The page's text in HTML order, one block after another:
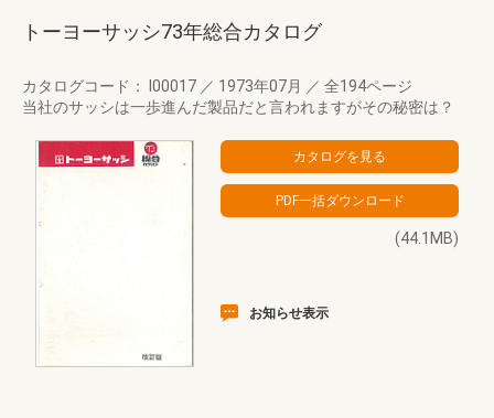
トーヨーサッシ73年総合カタログ
カタログコード： I00017 ／ 1973年07月 ／ 全194ページ
当社のサッシは一歩進んだ製品だと言われますがその秘密は？
(44.1MB)
お知らせ表示